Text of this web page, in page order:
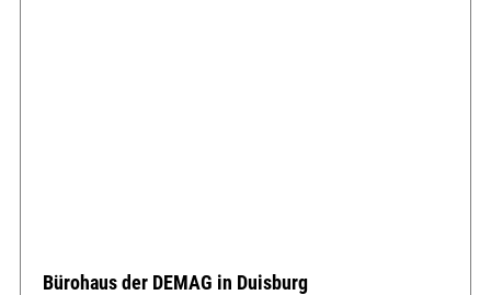
Bürohaus der DEMAG in Duisburg